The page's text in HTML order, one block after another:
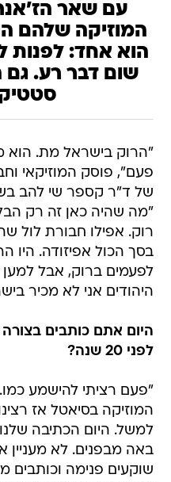
עם שאר
המוזיקה שלהם
הוא אחד: לפנות
שום דבר רע. גם
"הרוק בישראל מת. הוא
פעם", פוסק המוזיקאי
של ד"ר קספר שי להב
"מה שהיה כאן זה רק
רוק. אפילו חבורת לול
בסך הכול אפיזודה. היו
לפעמים ברוק, אבל
היהודים אני לא מכיר
היום אתם כותבים
לפני 20 שנה?
"פעם רציתי להישמע
המוזיקה בסיאטל אז
למשל. היום הכתיבה
באה מבפנים. לא מעניין
שוקעים פנימה וכותבים